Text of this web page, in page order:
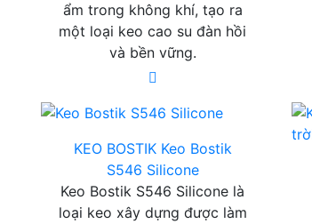
ẩm trong không khí, tạo ra
một loại keo cao su đàn hồi
và bền vững.
KEO BOSTIK Keo Bostik
S546 Silicone
Keo Bostik S546 Silicone là
loại keo xây dựng được làm